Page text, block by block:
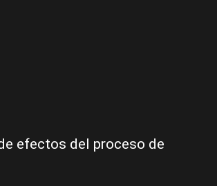
efectos del proceso de